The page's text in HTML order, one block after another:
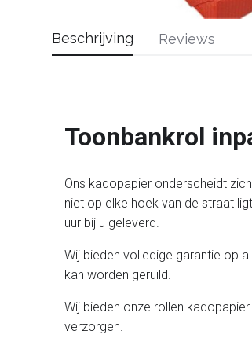
Beschrijving
Toonbankrol
Ons kadopapier onderscheidt
niet op elke hoek van de straat
uur bij u geleverd.
Wij bieden volledige garantie op
kan worden geruild.
Wij bieden onze rollen
verzorgen.
Reviews